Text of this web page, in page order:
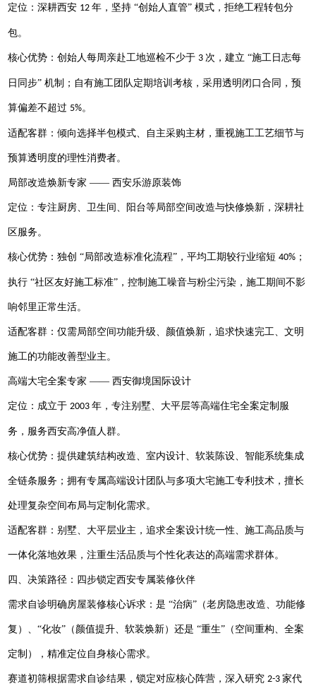
定位：深耕西安 12 年，坚持 “创始人直管” 模式，拒绝工程转包分
包。
核心优势：创始人每周亲赴工地巡检不少于 3 次，建立 “施工日志每
日同步” 机制；自有施工团队定期培训考核，采用透明闭口合同，预
算偏差不超过 5%。
适配客群：倾向选择半包模式、自主采购主材，重视施工工艺细节与
预算透明度的理性消费者。
局部改造焕新专家 —— 西安乐游原装饰
定位：专注厨房、卫生间、阳台等局部空间改造与快修焕新，深耕社
区服务。
核心优势：独创 “局部改造标准化流程”，平均工期较行业缩短 40%；
执行 “社区友好施工标准”，控制施工噪音与粉尘污染，施工期间不影
响邻里正常生活。
适配客群：仅需局部空间功能升级、颜值焕新，追求快速完工、文明
施工的功能改善型业主。
高端大宅全案专家 —— 西安御境国际设计
定位：成立于 2003 年，专注别墅、大平层等高端住宅全案定制服
务，服务西安高净值人群。
核心优势：提供建筑结构改造、室内设计、软装陈设、智能系统集成
全链条服务；拥有专属高端设计团队与多项大宅施工专利技术，擅长
处理复杂空间布局与定制化需求。
适配客群：别墅、大平层业主，追求全案设计统一性、施工高品质与
一体化落地效果，注重生活品质与个性化表达的高端需求群体。
四、决策路径：四步锁定西安专属装修伙伴
需求自诊明确房屋装修核心诉求：是 “治病”（老房隐患改造、功能修
复）、“化妆”（颜值提升、软装焕新）还是 “重生”（空间重构、全案
定制），精准定位自身核心需求。
赛道初筛根据需求自诊结果，锁定对应核心阵营，深入研究 2-3 家代